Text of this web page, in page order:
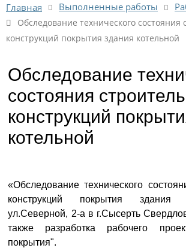
Главная Выполненные работы
Обследование технического состояния
конструкций покрытия здания котельной
Обследование
состояния
конструкций
котельной
«Обследование технического
конструкций покрытия здания
ул.Северной, 2-а в г.Сысерть
также разработка рабочего
покрытия".